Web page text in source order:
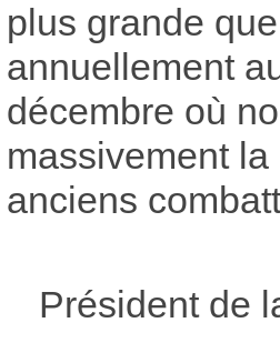
plus grande
annuellement
décembre où
massivement
anciens
Président de